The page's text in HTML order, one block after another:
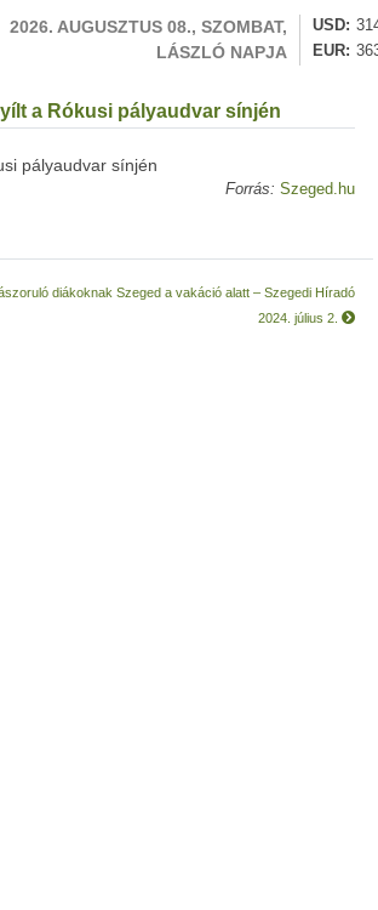
2026. AUGUSZTUS 08., SZOMBAT,
LÁSZLÓ NAPJA
USD
EUR
a Rókusi pályaudvar sínjén
pályaudvar sínjén
Forrás: Szeged.hu
diákoknak Szeged a vakáció alatt – Szegedi Híradó
2024. július 2.